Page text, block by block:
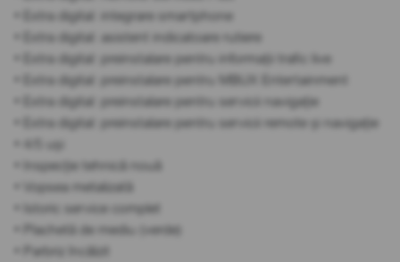
• Extra digital: integrare smartphone
• Extra digital: asistent indicatoare rutiere
• Extra digital: preinstalare pentru informații trafic live
• Extra digital: preinstalare pentru MBUX Entertainment
• Extra digital: preinstalare pentru servicii navigație
• Extra digital: preinstalare pentru servicii remote și navigație
• 4/5 uși
• Inspecție tehnică nouă
• Vopsea metalizată
• Istoric service complet
• Plachetă de mediu (verde)
• Parbriz încălzit